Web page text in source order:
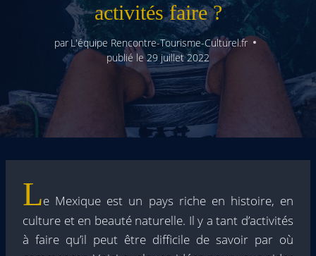
activités faire ?
par L'équipe Rencontre-Tourisme-Culturel.fr
publié le29 juillet 2022
Le Mexique est un pays riche en histoire, en
culture et en beauté naturelle. Il y a tant d’activités
à faire qu’il peut être difficile de savoir par où